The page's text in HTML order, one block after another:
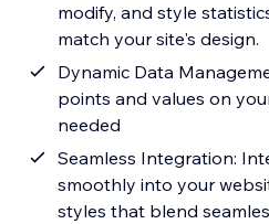
modify, and style
match your site's design.
Dynamic Data
points and values on
needed
Seamless Integration:
smoothly into your
styles that blend